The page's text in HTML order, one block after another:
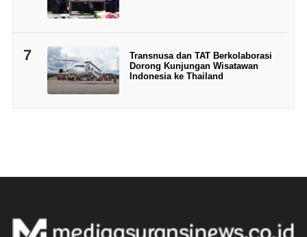
7
Transnusa dan TAT Berkolaborasi
Dorong Kunjungan Wisatawan
Indonesia ke Thailand